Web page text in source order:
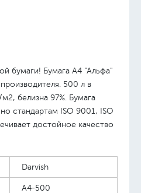
бумаги! Бумага А4 "Альфа"
500 л в
белизна 97%. Бумага
стандартам ISO 9001, ISO
достойное качество
оргтехники, прекрасно
офиса.
Darvish
А4-500